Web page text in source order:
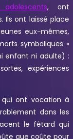
, ont
Ils ont laissé place
eux-mêmes,
symboliques »
enfant ni adulte) :
expériences
qui ont vocation à
dans les
le fêtard qui
que coûte pour